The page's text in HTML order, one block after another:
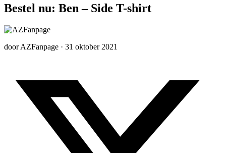
Bestel nu: Ben – Side T-shirt
door AZFanpage · 31 oktober 2021